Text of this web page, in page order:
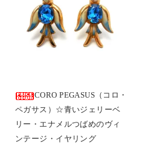
CORO PEGASUS（コロ・
ペガサス）☆青いジェリーベ
リー・エナメルつばめのヴィ
ンテージ・イヤリング